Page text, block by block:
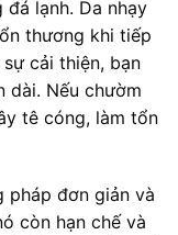
đá lạnh. Da nhạy
thương khi tiếp
cải thiện, bạn
dài. Nếu chườm
tê cóng, làm tổn
pháp đơn giản và
còn hạn chế và